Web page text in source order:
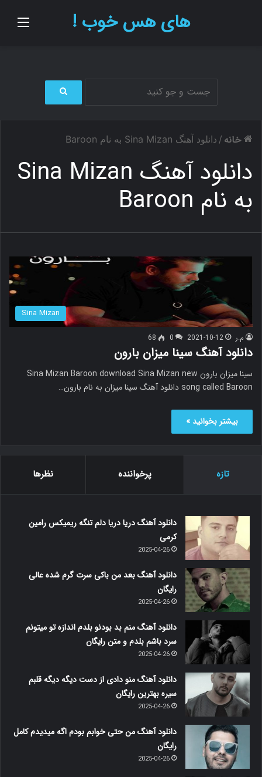
های هس خوب !
ج
ب
ر
خانه / دانلود آهنگ Sina Mizan به نام Baroon
دانلود آهنگ Sina Mizan
به نام Baroon
Sina Mizan
م.ر 2021-10-12
0
68
دانلود آهنگ سینا میزان بارون
سینا میزان بارون Sina Mizan Baroon download Sina Mizan new
song called Baroon دانلود آهنگ سینا میزان به نام بارون…
بیشتر بخوانید »
تازه پرخواننده نظرها
دانلود آهنگ دریا دریا دلم تنگه ریمیکس رامین
کرمی
2025-04-26
دانلود آهنگ بعد من باکی سرت گرم شده عالی
رایگان
2025-04-26
دانلود آهنگ منم بد بودنو بلدم اندازه تو میتونم
سرد باشم بلدم و متن رایگان
2025-04-26
دانلود آهنگ منو دادی از دست دیگه دیگه قلبم
سیره بهترین رایگان
2025-04-26
دانلود آهنگ من حتی خوابم بودم اگه میدیدم کامل
رایگان
2025-04-26